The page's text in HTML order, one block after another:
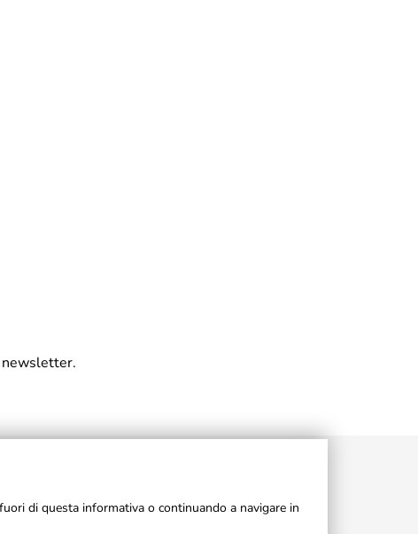
newsletter.
di questa informativa o continuando a navigare in